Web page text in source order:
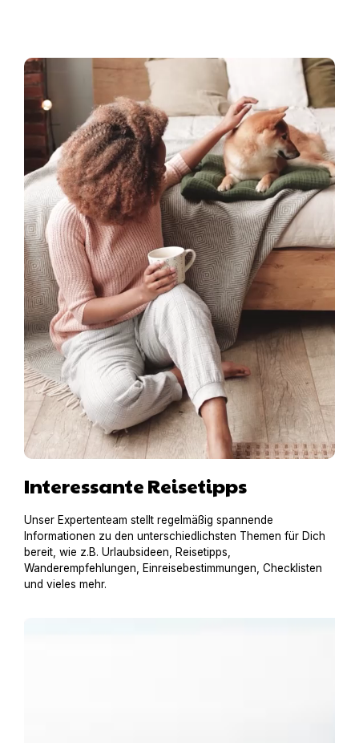
Interessante Reisetipps
Unser Expertenteam stellt regelmäßig spannende
Informationen zu den unterschiedlichsten Themen für Dich
bereit, wie z.B. Urlaubsideen, Reisetipps,
Wanderempfehlungen, Einreisebestimmungen, Checklisten
und vieles mehr.